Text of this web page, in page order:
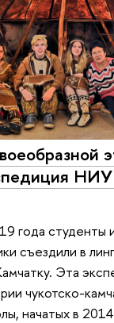
года студенты
съездили в
Эта
чукотско-
начатых в